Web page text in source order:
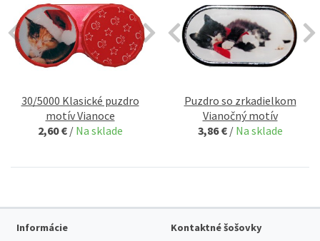
30/5000 Klasické puzdro
motív Vianoce
2,60 € / Na sklade
Puzdro so zrkadielkom
Vianočný motív
3,86 € / Na sklade
Informácie
Kontaktné šošovky